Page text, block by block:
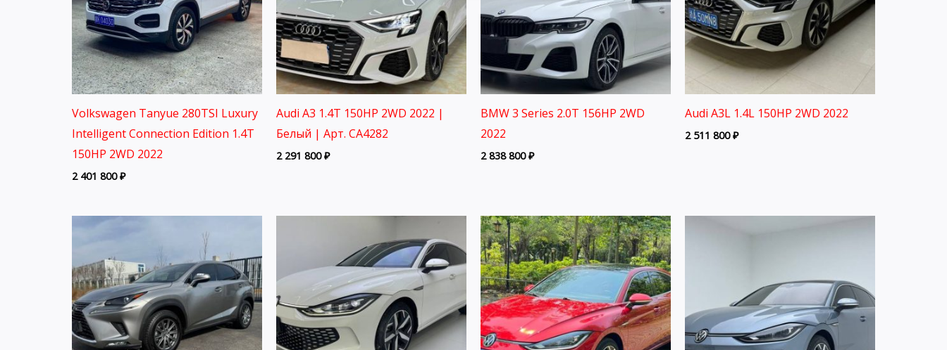
Volkswagen Tanyue 280TSI Luxury
Intelligent Connection Edition 1.4T
150HP 2WD 2022
2 401 800₽
Audi A3 1.4T 150HP 2WD 2022 |
Белый | Арт. CA4282
2 291 800₽
BMW 3 Series 2.0T 156HP 2WD
2022
2 838 800₽
Audi A3L 1.4L 150HP 2WD 2022
2 511 800₽